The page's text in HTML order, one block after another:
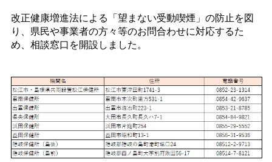
改正健康増進法による「望まない受動喫煙」の防止を図
り、県民や事業者の方々等のお問合わせに対応するた
め、相談窓口を開設しました。